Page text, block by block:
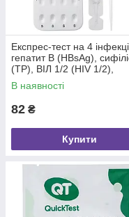
Експрес-тест на 4
гепатит B (HBsAg),
(TP), ВІЛ 1/2 (HIV 1/2),
гепатит C (HCV) у крові
QuickTest IHS-404
В наявності
82 ₴
Купити